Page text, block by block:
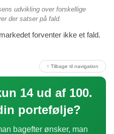
udvikling over forskellige
der satser på fald.
forventer ikke et fald.
↑ Tilbage til navigation
14 ud af 100.
portefølje?
bagefter ønsker, man